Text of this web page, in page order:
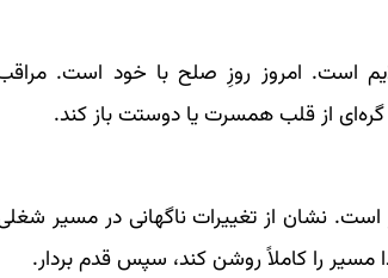
است. امروز روزِ صلح با خود است.
از قلب همسرت یا دوستت باز کند.
نشان از تغییرات ناگهانی در مسیر
مسیر را کاملاً روشن کند، سپس قدم بردار.